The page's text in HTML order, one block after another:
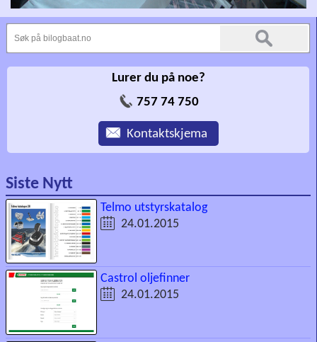
Lurer du på noe?
757 74 750
Kontaktskjema
Siste Nytt
Telmo utstyrskatalog
24.01.2015
Castrol oljefinner
24.01.2015